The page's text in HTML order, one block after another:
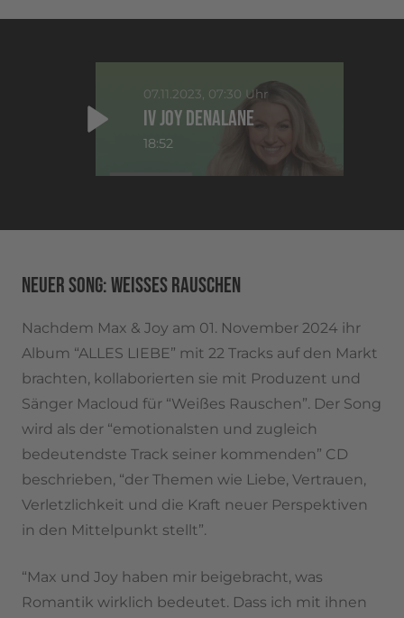
07.11.2023, 07:30 Uhr
IV JOY DENALANE
18:52
NEUER SONG: WEISSES RAUSCHEN
Nachdem Max & Joy am 01. November 2024 ihr
Album “ALLES LIEBE” mit 22 Tracks auf den Markt
brachten, kollaborierten sie mit Produzent und
Sänger Macloud für “Weißes Rauschen”. Der Song
wird als der “emotionalsten und zugleich
bedeutendste Track seiner kommenden” CD
beschrieben, “der Themen wie Liebe, Vertrauen,
Verletzlichkeit und die Kraft neuer Perspektiven
in den Mittelpunkt stellt”.
“Max und Joy haben mir beigebracht, was
Romantik wirklich bedeutet. Dass ich mit ihnen